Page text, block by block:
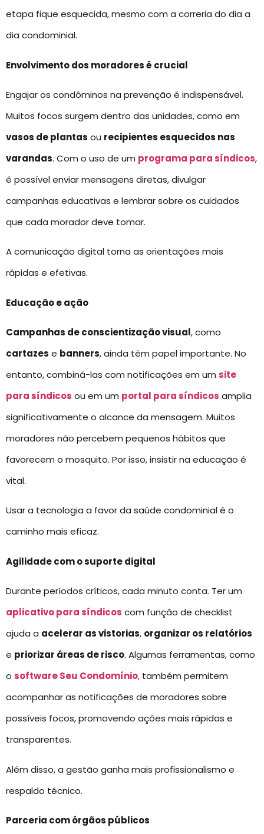
etapa fique esquecida, mesmo com a correria do dia a
dia condominial.
Envolvimento dos moradores é crucial
Engajar os condôminos na prevenção é indispensável.
Muitos focos surgem dentro das unidades, como em
vasos de plantas ou recipientes esquecidos nas
varandas. Com o uso de um programa para síndicos,
é possível enviar mensagens diretas, divulgar
campanhas educativas e lembrar sobre os cuidados
que cada morador deve tomar.
A comunicação digital torna as orientações mais
rápidas e efetivas.
Educação e ação
Campanhas de conscientização visual, como
cartazes e banners, ainda têm papel importante. No
entanto, combiná-las com notificações em um site
para síndicos ou em um portal para síndicos amplia
significativamente o alcance da mensagem. Muitos
moradores não percebem pequenos hábitos que
favorecem o mosquito. Por isso, insistir na educação é
vital.
Usar a tecnologia a favor da saúde condominial é o
caminho mais eficaz.
Agilidade com o suporte digital
Durante períodos críticos, cada minuto conta. Ter um
aplicativo para síndicos com função de checklist
ajuda a acelerar as vistorias, organizar os relatórios
e priorizar áreas de risco. Algumas ferramentas, como
o software Seu Condomínio, também permitem
acompanhar as notificações de moradores sobre
possíveis focos, promovendo ações mais rápidas e
transparentes.
Além disso, a gestão ganha mais profissionalismo e
respaldo técnico.
Parceria com órgãos públicos